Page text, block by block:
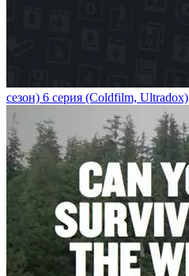
сезон) 6 серия (Coldfilm, Ultradox)